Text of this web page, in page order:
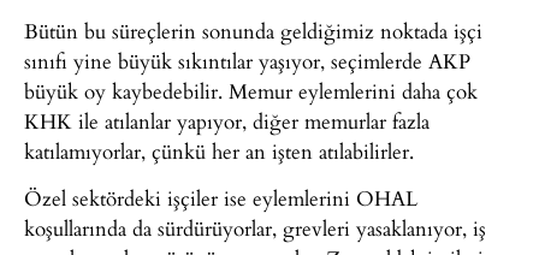
Bütün bu süreçlerin sonunda geldiğimiz noktada işçi
sınıfı yine büyük sıkıntılar yaşıyor, seçimlerde AKP
büyük oy kaybedebilir. Memur eylemlerini daha çok
KHK ile atılanlar yapıyor, diğer memurlar fazla
katılamıyorlar, çünkü her an işten atılabilirler.
Özel sektördeki işçiler ise eylemlerini OHAL
koşullarında da sürdürüyorlar, grevleri yasaklanıyor, iş